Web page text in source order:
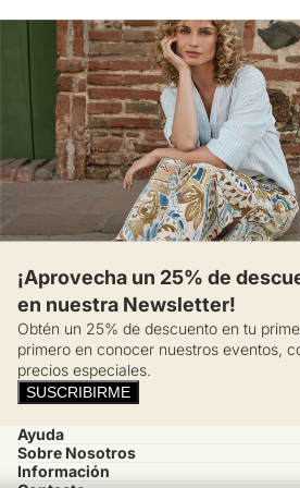
¡Aprovecha un 25% de
en nuestra Newsletter!
Obtén un 25% de descuento en tu
primero en conocer nuestros eventos,
precios especiales.
SUSCRIBIRME
Ayuda
Sobre Nosotros
Información